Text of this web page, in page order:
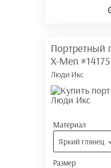
Портретный
X-Men #14175
Люди Икс
Материал
Яркий глянец
Размер